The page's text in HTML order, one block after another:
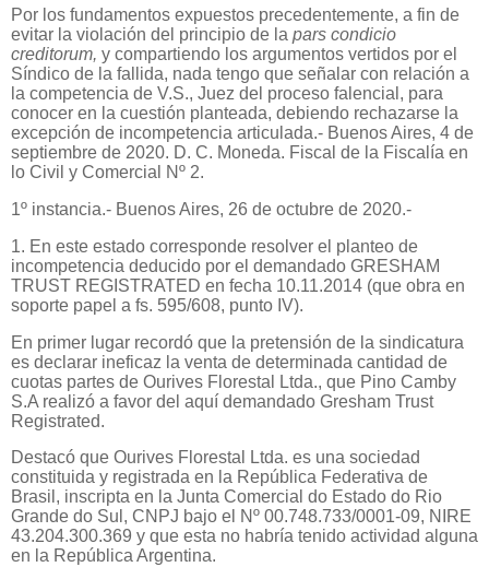
Por los fundamentos expuestos precedentemente, a fin de
evitar la violación del principio de la pars condicio
creditorum, y compartiendo los argumentos vertidos por el
Síndico de la fallida, nada tengo que señalar con relación a
la competencia de V.S., Juez del proceso falencial, para
conocer en la cuestión planteada, debiendo rechazarse la
excepción de incompetencia articulada.- Buenos Aires, 4 de
septiembre de 2020. D. C. Moneda. Fiscal de la Fiscalía en
lo Civil y Comercial Nº 2.
1º instancia.- Buenos Aires, 26 de octubre de 2020.-
1. En este estado corresponde resolver el planteo de
incompetencia deducido por el demandado GRESHAM
TRUST REGISTRATED en fecha 10.11.2014 (que obra en
soporte papel a fs. 595/608, punto IV).
En primer lugar recordó que la pretensión de la sindicatura
es declarar ineficaz la venta de determinada cantidad de
cuotas partes de Ourives Florestal Ltda., que Pino Camby
S.A realizó a favor del aquí demandado Gresham Trust
Registrated.
Destacó que Ourives Florestal Ltda. es una sociedad
constituida y registrada en la República Federativa de
Brasil, inscripta en la Junta Comercial do Estado do Rio
Grande do Sul, CNPJ bajo el Nº 00.748.733/0001-09, NIRE
43.204.300.369 y que esta no habría tenido actividad alguna
en la República Argentina.